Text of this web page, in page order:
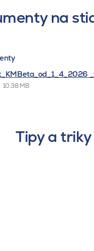
na
10.38 MB
Tipy a triky